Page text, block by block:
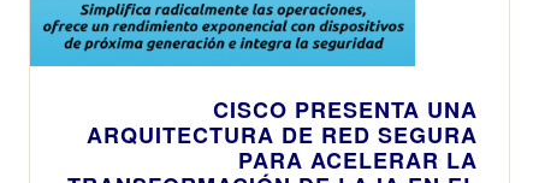
CISCO PRESENTA UNA
ARQUITECTURA DE RED SEGURA
PARA ACELERAR LA